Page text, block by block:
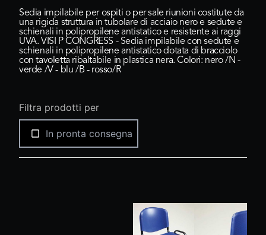
Sedia impilabile per ospiti o per sale riunioni costitute da
una rigida struttura in tubolare di acciaio nero e sedute e
schienali in polipropilene antistatico e resistente ai raggi
UVA. VISI P CONGRESS - Sedia impilabile con sedute e
schienali in polipropilene antistatico dotata di bracciolo
con tavoletta ribaltabile in plastica nera. Colori: nero /N -
verde /V - blu /B - rosso/R
Filtra prodotti per
In pronta consegna